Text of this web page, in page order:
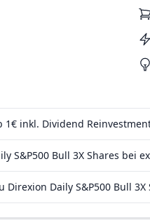
1€ inkl. Dividend
S&P500 Bull 3X Shares bei
Daily S&P500 Bull 3X